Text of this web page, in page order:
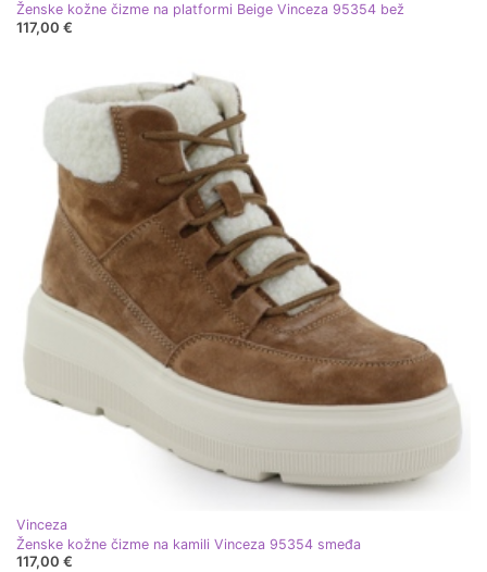
Ženske kožne čizme na platformi Beige Vinceza 95354 bež
117,00 €
Vinceza
Ženske kožne čizme na kamili Vinceza 95354 smeđa
117,00 €